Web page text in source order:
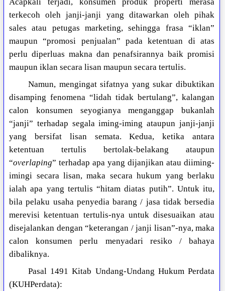
terkecoh oleh janji-janji yang ditawarkan oleh pihak
sales atau petugas marketing, sehingga frasa “iklan”
maupun “promosi penjualan” pada ketentuan di atas
perlu diperluas makna dan penafsirannya baik promisi
maupun iklan secara lisan maupun secara tertulis.
Namun, mengingat sifatnya yang sukar dibuktikan
disamping fenomena “lidah tidak bertulang”, kalangan
calon konsumen seyogianya menganggap bukanlah
“janji” terhadap segala iming-iming ataupun janji-janji
yang bersifat lisan semata. Kedua, ketika antara
ketentuan tertulis bertolak-belakang ataupun
“overlaping” terhadap apa yang dijanjikan atau diiming-
imingi secara lisan, maka secara hukum yang berlaku
ialah apa yang tertulis “hitam diatas putih”. Untuk itu,
bila pelaku usaha penyedia barang / jasa tidak bersedia
merevisi ketentuan tertulis-nya untuk disesuaikan atau
disejalankan dengan “keterangan / janji lisan”-nya, maka
calon konsumen perlu menyadari resiko / bahaya
dibaliknya.
Pasal 1491 Kitab Undang-Undang Hukum Perdata
(KUHPerdata):